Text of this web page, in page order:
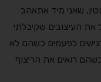
שאני מיד אתאהב
העיצובים שקיבלתי
לפעמים כשהם לא
רואים את הריצוף